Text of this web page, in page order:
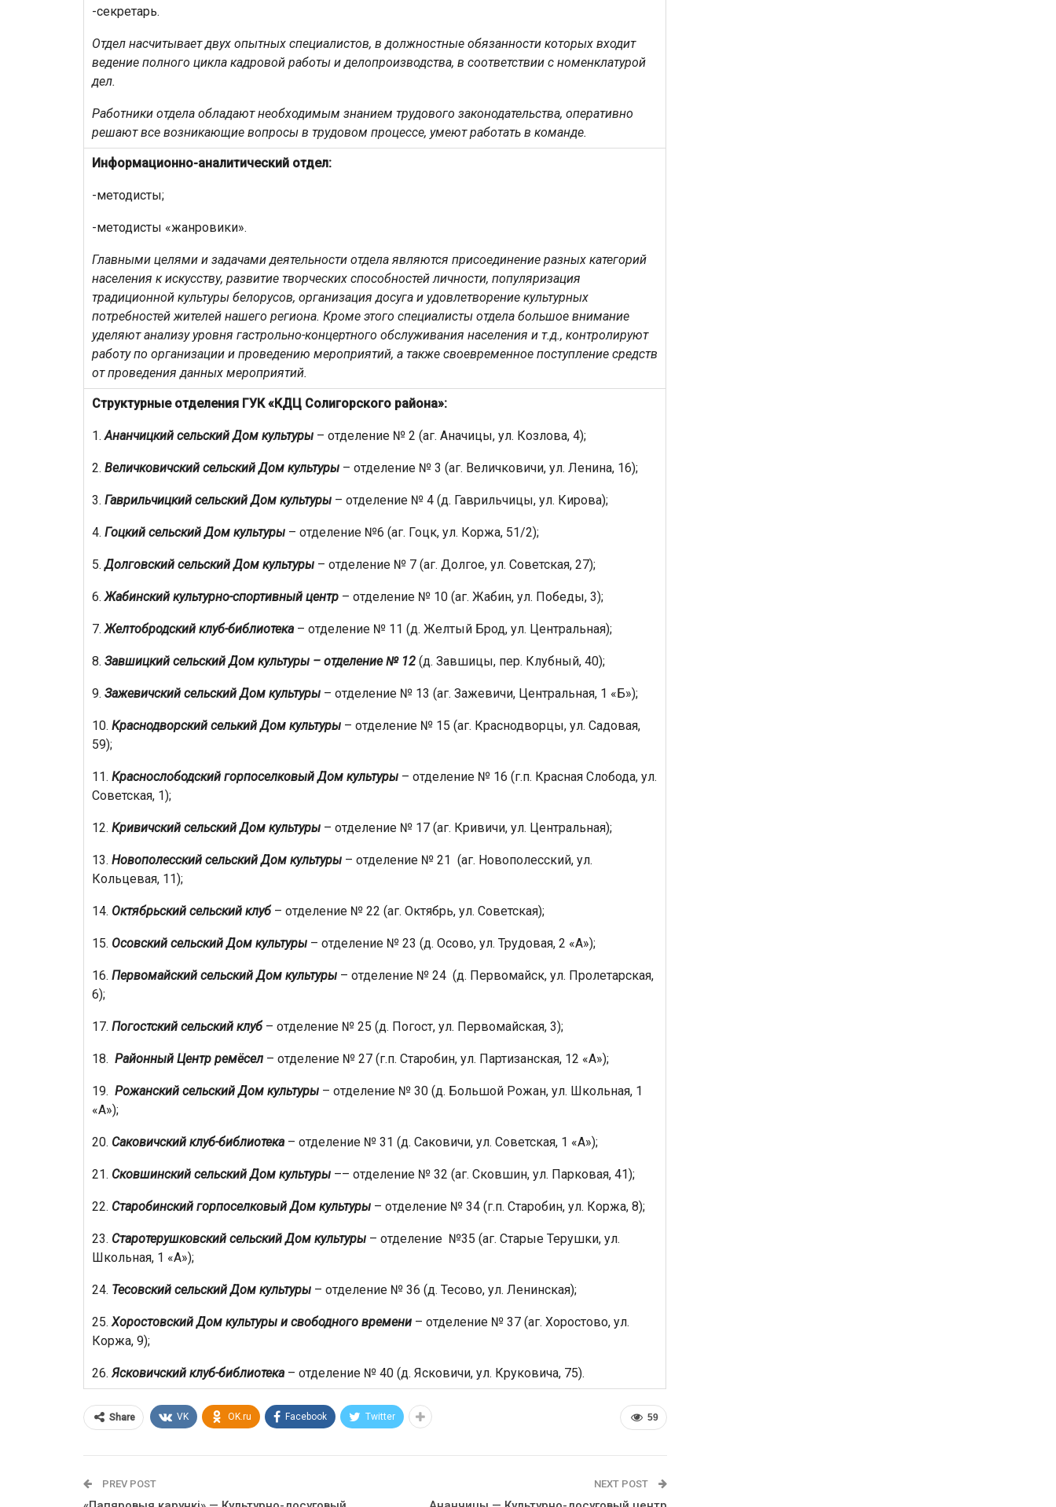
-секретарь.
Отдел насчитывает двух опытных специалистов, в должностные обязанности которых входит
ведение полного цикла кадровой работы и делопроизводства, в соответствии с номенклатурой
дел.
Работники отдела обладают необходимым знанием трудового законодательства, оперативно
решают все возникающие вопросы в трудовом процессе, умеют работать в команде.
Информационно-аналитический отдел:
-методисты;
-методисты «жанровики».
Главными целями и задачами деятельности отдела являются присоединение разных категорий
населения к искусству, развитие творческих способностей личности, популяризация
традиционной культуры белорусов, организация досуга и удовлетворение культурных
потребностей жителей нашего региона. Кроме этого специалисты отдела большое внимание
уделяют анализу уровня гастрольно-концертного обслуживания населения и т.д., контролируют
работу по организации и проведению мероприятий, а также своевременное поступление средств
от проведения данных мероприятий.
Структурные отделения ГУК «КДЦ Солигорского района»:
1.Ананчицкий сельский Дом культуры – отделение № 2 (аг. Аначицы, ул. Козлова, 4);
2. Величковичский сельский Дом культуры – отделение № 3 (аг. Величковичи, ул. Ленина, 16);
3. Гаврильчицкий сельский Дом культуры – отделение № 4 (д. Гаврильчицы, ул. Кирова);
4. Гоцкий сельский Дом культуры – отделение №6 (аг. Гоцк, ул. Коржа, 51/2);
5.Долговский сельский Дом культуры – отделение № 7 (аг. Долгое, ул. Советская, 27);
6.Жабинский культурно-спортивный центр – отделение № 10 (аг. Жабин, ул. Победы, 3);
7.Желтобродский клуб-библиотека– отделение № 11 (д. Желтый Брод, ул. Центральная);
8. Завшицкий сельский Дом культуры – отделение № 12 (д. Завшицы, пер. Клубный, 40);
9. Зажевичский сельский Дом культуры – отделение № 13 (аг. Зажевичи, Центральная, 1 «Б»);
10. Краснодворский селький Дом культуры – отделение № 15 (аг. Краснодворцы, ул. Садовая,
59);
11. Краснослободский горпоселковый Дом культуры – отделение № 16 (г.п. Красная Слобода, ул.
Советская, 1);
12. Кривичский сельский Дом культуры – отделение № 17 (аг. Кривичи, ул. Центральная);
13. Новополесский сельский Дом культуры – отделение № 21 (аг. Новополесский, ул.
Кольцевая, 11);
14. Октябрьский сельский клуб – отделение № 22 (аг. Октябрь, ул. Советская);
15. Осовский сельский Дом культуры – отделение № 23 (д. Осово, ул. Трудовая, 2 «А»);
16. Первомайский сельский Дом культуры – отделение № 24 (д. Первомайск, ул. Пролетарская,
6);
17. Погостский сельский клуб – отделение № 25 (д. Погост, ул. Первомайская, 3);
18. Районный Центр ремёсел – отделение № 27 (г.п. Старобин, ул. Партизанская, 12 «А»);
19. Рожанский сельский Дом культуры – отделение № 30 (д. Большой Рожан, ул. Школьная, 1
«А»);
20. Саковичский клуб-библиотека– отделение № 31 (д. Саковичи, ул. Советская, 1 «А»);
21. Сковшинский сельский Дом культуры –– отделение № 32 (аг. Сковшин, ул. Парковая, 41);
22. Старобинский горпоселковый Дом культуры – отделение № 34 (г.п. Старобин, ул. Коржа, 8);
23. Старотерушковский сельский Дом культуры – отделение №35 (аг. Старые Терушки, ул.
Школьная, 1 «А»);
24. Тесовский сельский Дом культуры – отделение № 36 (д. Тесово, ул. Ленинская);
25.Хоростовский Дом культуры и свободного времени – отделение № 37 (аг. Хоростово, ул.
Коржа, 9);
26.Ясковичский клуб-библиотека– отделение № 40 (д. Ясковичи, ул. Круковича, 75).
59
Share VK OK.ru Facebook Twitter
PREV POST NEXT POST